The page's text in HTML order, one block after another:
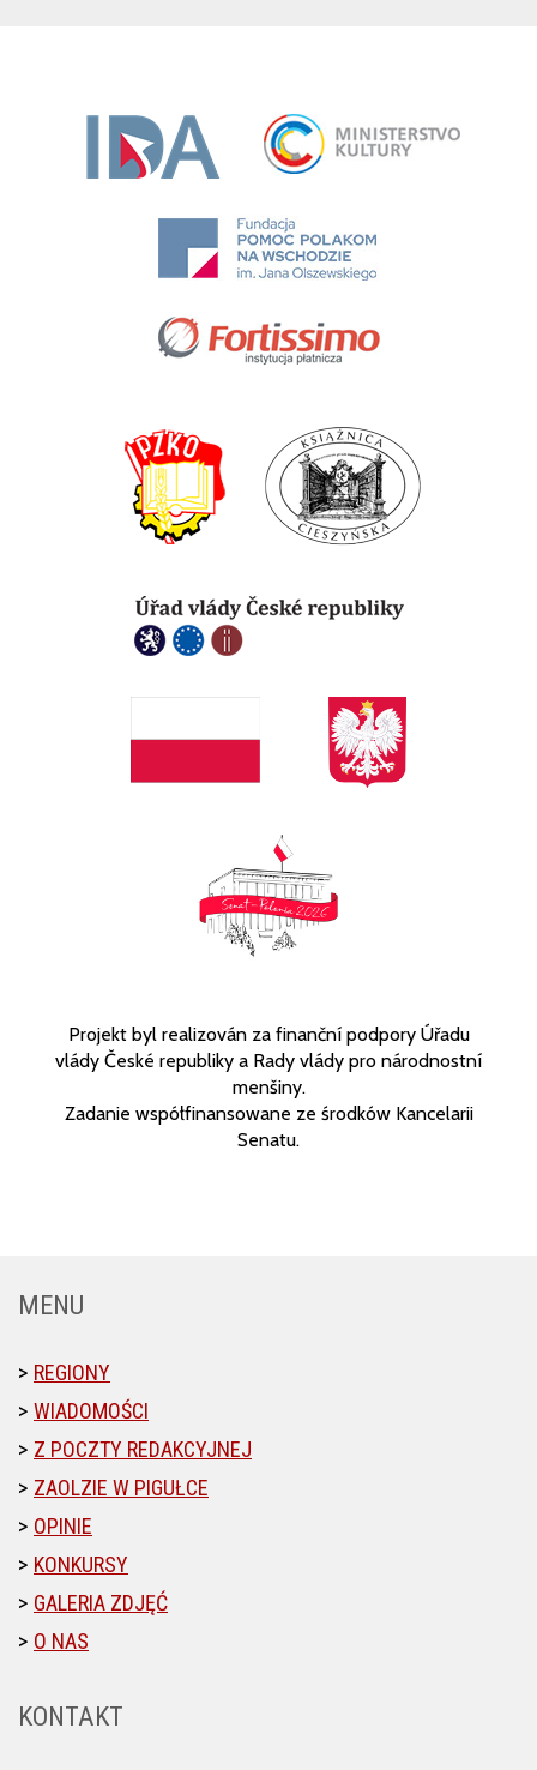
Projekt byl realizován za finanční podpory Úřadu
vlády České republiky a Rady vlády pro národnostní
menšiny.
Zadanie współfinansowane ze środków Kancelarii
Senatu.
MENU
REGIONY
WIADOMOŚCI
Z POCZTY REDAKCYJNEJ
ZAOLZIE W PIGUŁCE
OPINIE
KONKURSY
GALERIA ZDJĘĆ
O NAS
KONTAKT